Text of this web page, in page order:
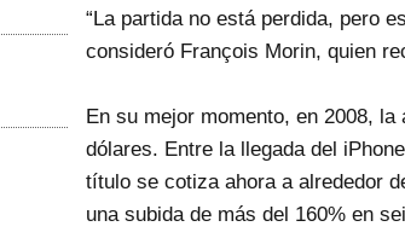
“La partida no está perdida, pero
consideró François Morin, quien
En su mejor momento, en 2008,
dólares. Entre la llegada del
título se cotiza ahora a alrededor
una subida de más del 160% en